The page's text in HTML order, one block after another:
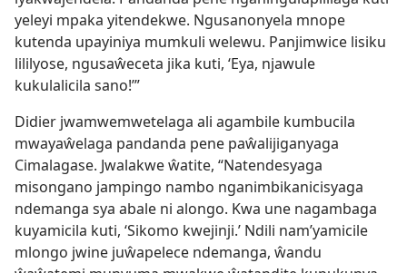
yeleyi mpaka yitendekwe. Ngusanonyela mnope
kutenda upayiniya mumkuli welewu. Panjimwice lisiku
lililyose, ngusaŵeceta jika kuti, ‘Eya, njawule
kukulalicila sano!’”
Didier jwamwemwetelaga ali agambile kumbucila
mwayaŵelaga pandanda pene paŵalijiganyaga
Cimalagase. Jwalakwe ŵatite, “Natendesyaga
misongano jampingo nambo nganimbikanicisyaga
ndemanga sya abale ni alongo. Kwa une nagambaga
kuyamicila kuti, ‘Sikomo kwejinji.’ Ndili nam’yamicile
mlongo jwine juŵapelece ndemanga, ŵandu